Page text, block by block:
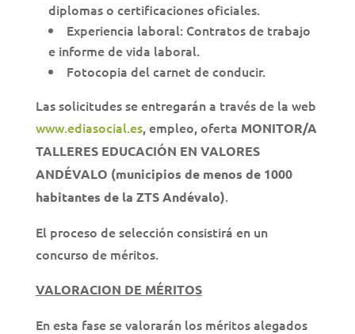
diplomas o certificaciones oficiales.
Experiencia laboral: Contratos de trabajo
e informe de vida laboral.
Fotocopia del carnet de conducir.
Las solicitudes se entregarán a través de la web
www.ediasocial.es, empleo, oferta MONITOR/A
TALLERES EDUCACIÓN EN VALORES
ANDÉVALO (municipios de menos de 1000
habitantes de la ZTS Andévalo).
El proceso de selección consistirá en un
concurso de méritos.
VALORACION DE MÉRITOS
En esta fase se valorarán los méritos alegados